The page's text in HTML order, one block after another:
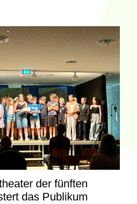
der fünften
das Publikum